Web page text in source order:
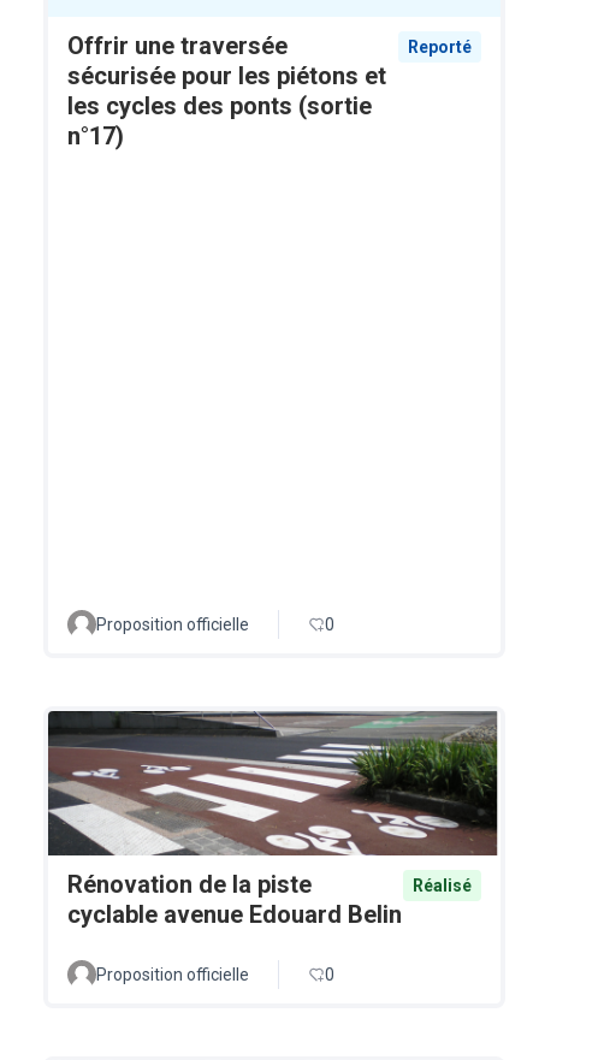
Offrir une traversée
sécurisée pour les piétons et
les cycles des ponts (sortie
n°17)
Reporté
Proposition officielle 0
Rénovation de la piste
cyclable avenue Edouard Belin
Réalisé
Proposition officielle 0